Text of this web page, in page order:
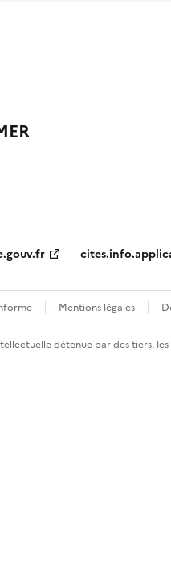
Mentions légales
détenue par des tiers,